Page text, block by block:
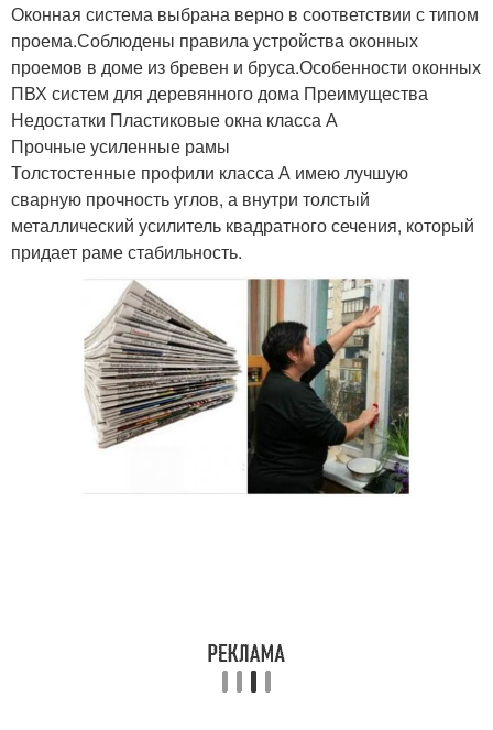
Оконная система выбрана верно в соответствии с типом
проема.Соблюдены правила устройства оконных
проемов в доме из бревен и бруса.Особенности оконных
ПВХ систем для деревянного дома Преимущества
Недостатки Пластиковые окна класса А
Прочные усиленные рамы
Толстостенные профили класса А имею лучшую
сварную прочность углов, а внутри толстый
металлический усилитель квадратного сечения, который
придает раме стабильность.